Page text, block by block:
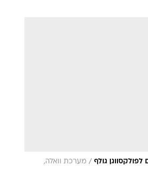
לפולקסווגן גולף / מערכת וואלה,